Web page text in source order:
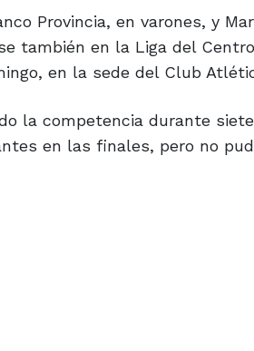
Provincia, en varones, y
también en la Liga del
en la sede del Club
la competencia durante
en las finales, pero no